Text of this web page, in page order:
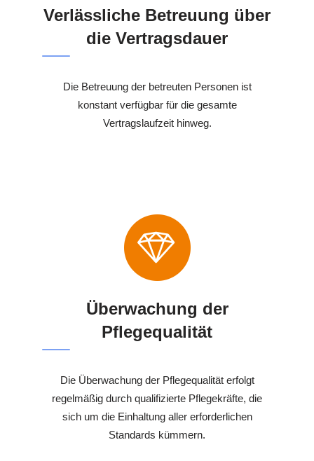
Verlässliche Betreuung über
die Vertragsdauer
Die Betreuung der betreuten Personen ist
konstant verfügbar für die gesamte
Vertragslaufzeit hinweg.
Überwachung der
Pflegequalität
Die Überwachung der Pflegequalität erfolgt
regelmäßig durch qualifizierte Pflegekräfte, die
sich um die Einhaltung aller erforderlichen
Standards kümmern.